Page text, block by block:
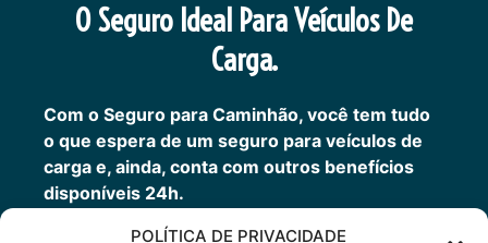
POLÍTICA DE PRIVACIDADE
O Seguro Ideal Para Veículos De
Carga.
Com o Seguro para Caminhão, você tem tudo
o que espera de um seguro para veículos de
carga e, ainda, conta com outros benefícios
disponíveis 24h.